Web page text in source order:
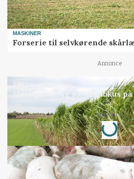
MASKINER
Forserie til selvkørende
Annonce
ARRANGEMENT
Markvandring sætter fokus
Annonce
Loading...